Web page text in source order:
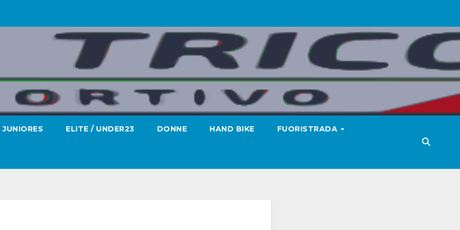
JUNIORES ELITE / UNDER23 DONNE HAND BIKE FUORISTRADA